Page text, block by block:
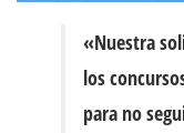
«Nuestra
los
para no